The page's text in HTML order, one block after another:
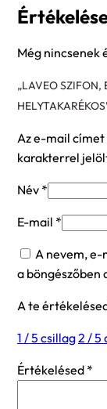
Még nincsenek
„LAVEO SZIFON,
Az e-mail címet
karakterrel
Név *
E-mail *
A nevem,
a böngészőben
A te
1 / 5 csillag2 / 5
Értékelésed *